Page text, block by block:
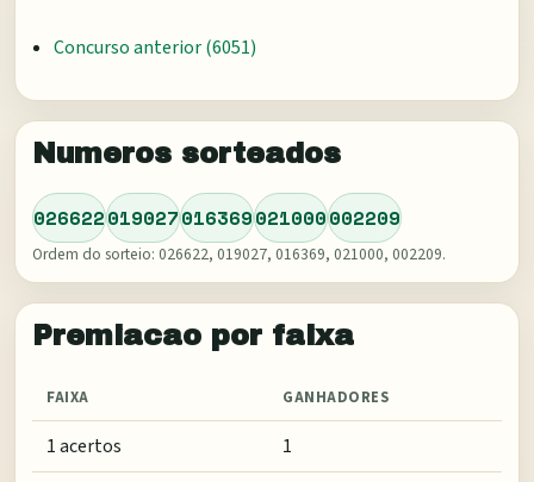
Concurso anterior (6051)
Numeros sorteados
026622019027016369021000002209
Ordem do sorteio: 026622, 019027, 016369, 021000, 002209.
Premiacao por faixa
FAIXA GANHADORES
1 acertos
1